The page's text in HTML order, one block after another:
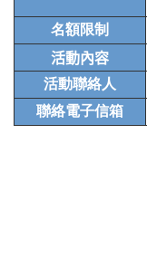
名額限制
活動內容
活動聯絡人
聯絡電子信箱